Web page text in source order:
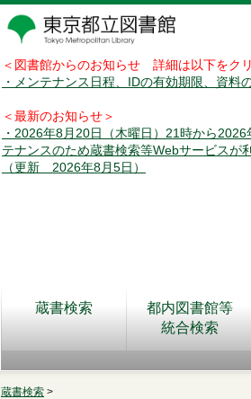
＜図書館からのお知らせ 詳細は以下をク
・メンテナンス日程、IDの有効期限、資料
＜最新のお知らせ＞
・2026年8月20日（木曜日）21時から
テナンスのため蔵書検索等Webサービスが
（更新 2026年8月5日）
蔵書検索
都内図書館等
統合検索
蔵書検索 >